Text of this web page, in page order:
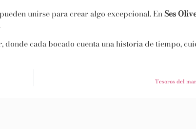
unirse para crear algo excepcional. En Ses
donde cada bocado cuenta una historia de tiempo,
Tesoros del